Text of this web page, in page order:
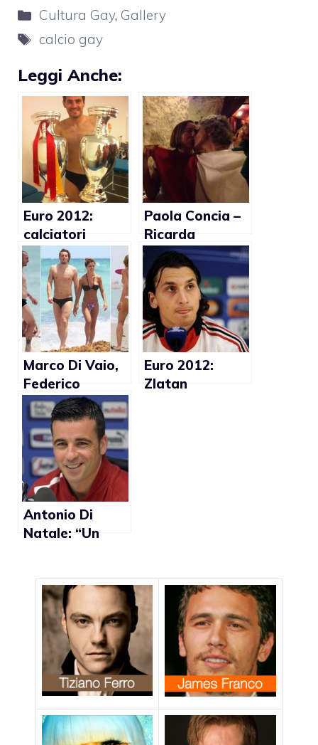
Categorie
Cultura Gay, Gallery
Tag
calcio gay
Leggi Anche:
Euro 2012:
calciatori
Spagna nudi
negli spogliatoi
(Foto)
Paola Concia –
Ricarda
Trautmann:
Italia –
Germania
(foto)
Marco Di Vaio,
Federico
Marchetti,
Marco Cassetti
hot al mare
(Foto)
Euro 2012:
Zlatan
Antonio Di
Natale: “Un
andare a
giocare per
colpa dei tifosi”